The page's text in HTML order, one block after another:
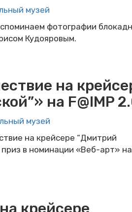
музей
фотографии
Кудояровым.
на
на F@IMP
музей
на крейсере “Дмитрий
в номинации «Веб-арт» на
крейсере